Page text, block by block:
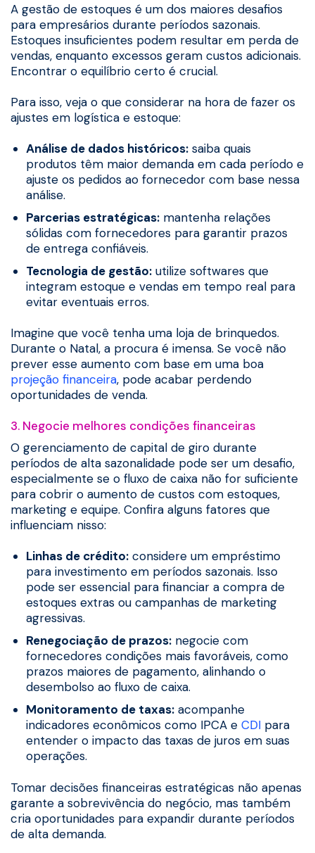
A gestão de estoques é um dos maiores desafios
para empresários durante períodos sazonais.
Estoques insuficientes podem resultar em perda de
vendas, enquanto excessos geram custos adicionais.
Encontrar o equilíbrio certo é crucial.
Para isso, veja o que considerar na hora de fazer os
ajustes em logística e estoque:
Análise de dados históricos: saiba quais
produtos têm maior demanda em cada período e
ajuste os pedidos ao fornecedor com base nessa
análise.
Parcerias estratégicas: mantenha relações
sólidas com fornecedores para garantir prazos
de entrega confiáveis.
Tecnologia de gestão: utilize softwares que
integram estoque e vendas em tempo real para
evitar eventuais erros.
Imagine que você tenha uma loja de brinquedos.
Durante o Natal, a procura é imensa. Se você não
prever esse aumento com base em uma boa
projeção financeira, pode acabar perdendo
oportunidades de venda.
3. Negocie melhores condições financeiras
O gerenciamento de capital de giro durante
períodos de alta sazonalidade pode ser um desafio,
especialmente se o fluxo de caixa não for suficiente
para cobrir o aumento de custos com estoques,
marketing e equipe. Confira alguns fatores que
influenciam nisso:
Linhas de crédito: considere um empréstimo
para investimento em períodos sazonais. Isso
pode ser essencial para financiar a compra de
estoques extras ou campanhas de marketing
agressivas.
Renegociação de prazos: negocie com
fornecedores condições mais favoráveis, como
prazos maiores de pagamento, alinhando o
desembolso ao fluxo de caixa.
Monitoramento de taxas: acompanhe
indicadores econômicos como IPCA eCDI para
entender o impacto das taxas de juros em suas
operações.
Tomar decisões financeiras estratégicas não apenas
garante a sobrevivência do negócio, mas também
cria oportunidades para expandir durante períodos
de alta demanda.